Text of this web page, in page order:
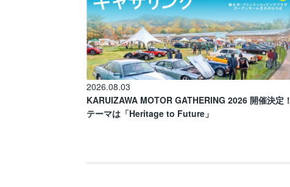
2026.08.03
KARUIZAWA MOTOR GATHERING 2026 開催決定！
テーマは「Heritage to Future」